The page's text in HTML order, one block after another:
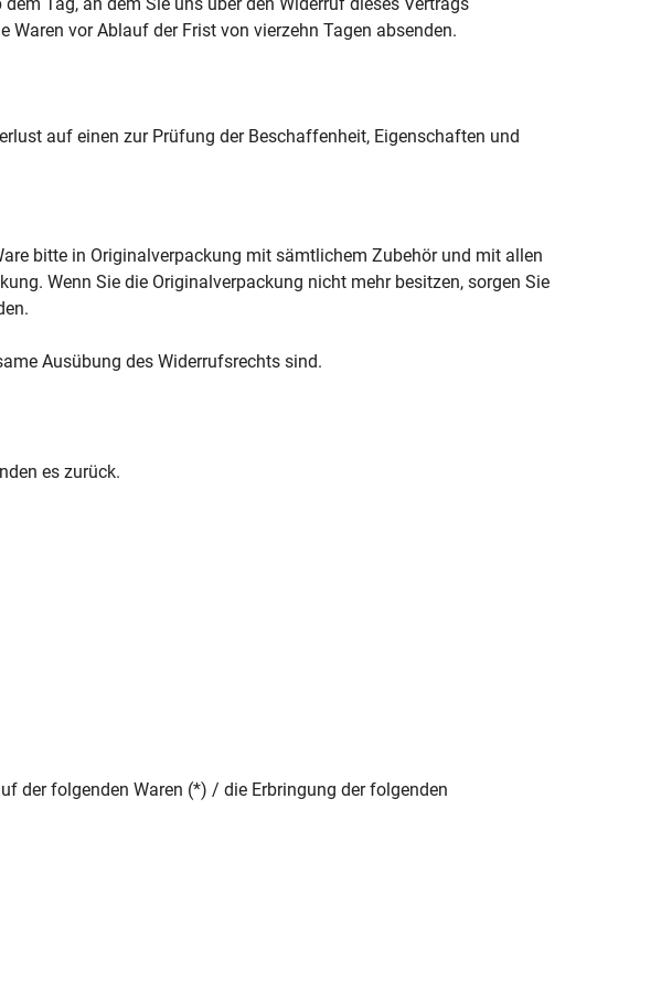
Tag, an dem Sie uns über den Widerruf dieses Vertrags
Waren vor Ablauf der Frist von vierzehn Tagen absenden.
auf einen zur Prüfung der Beschaffenheit, Eigenschaften und
bitte in Originalverpackung mit sämtlichem Zubehör und mit allen
Wenn Sie die Originalverpackung nicht mehr besitzen, sorgen Sie
Ausübung des Widerrufsrechts sind.
es zurück.
der folgenden Waren (*) / die Erbringung der folgenden